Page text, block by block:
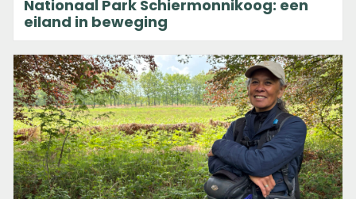
Nationaal Park Schiermonnikoog: een
eiland in beweging